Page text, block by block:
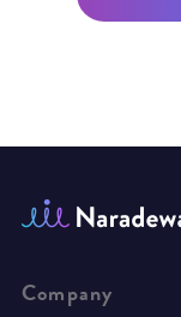
Company